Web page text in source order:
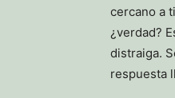
cercano a
¿verdad?
distraiga.
respuesta